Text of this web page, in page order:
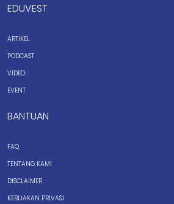
EDUVEST
ARTIKEL
PODCAST
VIDEO
EVENT
BANTUAN
FAQ
TENTANG KAMI
DISCLAIMER
KEBIJAKAN PRIVASI